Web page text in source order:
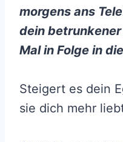
morgens ans
dein
Mal in Folge in
Steigert es dein
sie dich mehr